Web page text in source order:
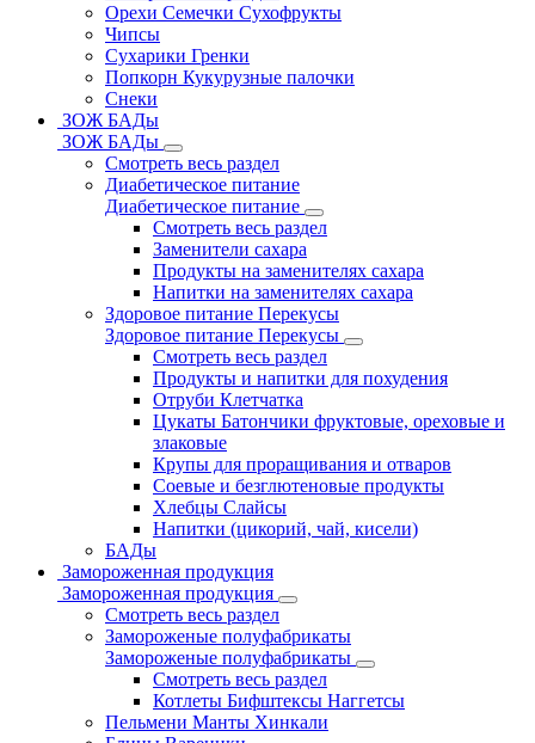
Орехи Семечки Сухофрукты
Чипсы
Сухарики Гренки
Попкорн Кукурузные палочки
Снеки
ЗОЖ БАДы
ЗОЖ БАДы
Смотреть весь раздел
Диабетическое питание
Диабетическое питание
Смотреть весь раздел
Заменители сахара
Продукты на заменителях сахара
Напитки на заменителях сахара
Здоровое питание Перекусы
Здоровое питание Перекусы
Смотреть весь раздел
Продукты и напитки для похудения
Отруби Клетчатка
Цукаты Батончики фруктовые, ореховые и
злаковые
Крупы для проращивания и отваров
Соевые и безглютеновые продукты
Хлебцы Слайсы
Напитки (цикорий, чай, кисели)
БАДы
Замороженная продукция
Замороженная продукция
Смотреть весь раздел
Замороженые полуфабрикаты
Замороженые полуфабрикаты
Смотреть весь раздел
Котлеты Бифштексы Наггетсы
Пельмени Манты Хинкали